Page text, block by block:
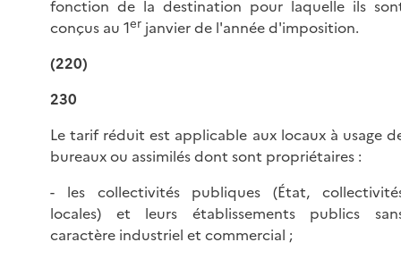
fonction de la destination pour laquelle ils
conçus au 1er janvier de l'année d'imposition.
(220)
230
Le tarif réduit est applicable aux locaux à usage
bureaux ou assimilés dont sont propriétaires :
- les collectivités publiques (État,
locales) et leurs établissements publics
caractère industriel et commercial ;